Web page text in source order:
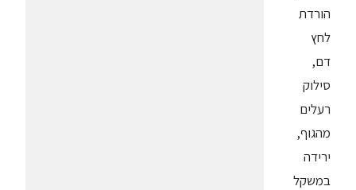
הורדת
לחץ
דם,
סילוק
רעלים
מהגוף,
ירידה
במשקל